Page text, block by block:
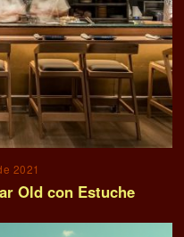
2021
Old con Estuche